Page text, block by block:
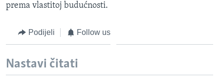
prema vlastitoj budućnosti.
Podijeli Follow us
Nastavi čitati